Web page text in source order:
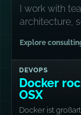
I work with
architecture,
Explore
DEVOPS
Docker
OSX
Docker ist